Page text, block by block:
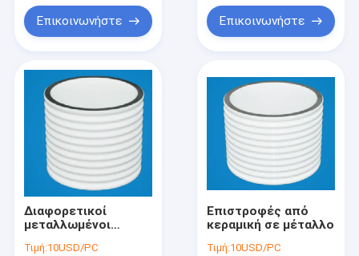
Επικοινωνήστε Επικοινωνήστε
Διαφορετικοί
μεταλλωμένοι
Τιμή:10USD/PC
Επιστροφές από
κεραμική σε μέταλλο
Τιμή:10USD/PC